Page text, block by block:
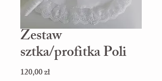
Zestaw
sztka/profitka Poli
120,00 złCena